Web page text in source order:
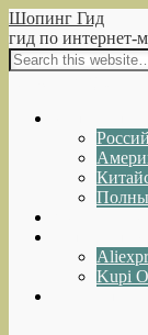
Шопинг Гид
гид по интернет-
Kupi